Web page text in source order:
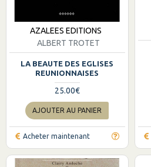
AZALEES EDITIONS
ALBERT TROTET
LA BEAUTE DES EGLISES
REUNIONNAISES
25.00€
AJOUTER AU PANIER
Acheter maintenant